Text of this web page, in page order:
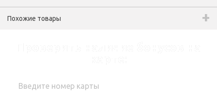
Похожие товары